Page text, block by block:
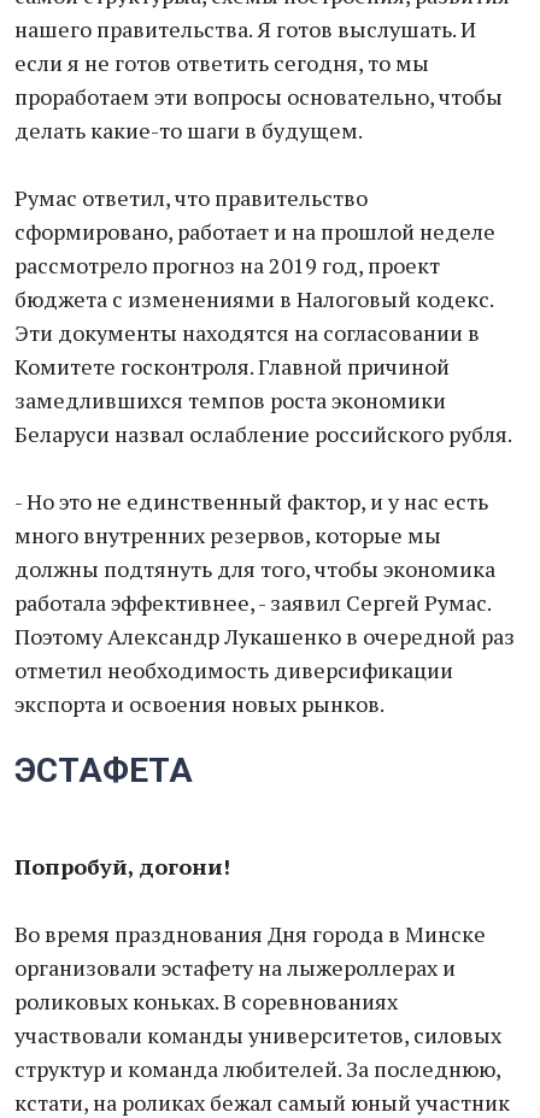
нашего правительства. Я готов выслушать. И
если я не готов ответить сегодня, то мы
проработаем эти вопросы основательно, чтобы
делать какие-то шаги в будущем.
Румас ответил, что правительство
сформировано, работает и на прошлой неделе
рассмотрело прогноз на 2019 год, проект
бюджета с изменениями в Налоговый кодекс.
Эти документы находятся на согласовании в
Комитете госконтроля. Главной причиной
замедлившихся темпов роста экономики
Беларуси назвал ослабление российского рубля.
- Но это не единственный фактор, и у нас есть
много внутренних резервов, которые мы
должны подтянуть для того, чтобы экономика
работала эффективнее, - заявил Сергей Румас.
Поэтому Александр Лукашенко в очередной раз
отметил необходимость диверсификации
экспорта и освоения новых рынков.
ЭСТАФЕТА
Попробуй, догони!
Во время празднования Дня города в Минске
организовали эстафету на лыжероллерах и
роликовых коньках. В соревнованиях
участвовали команды университетов, силовых
структур и команда любителей. За последнюю,
кстати, на роликах бежал самый юный участник